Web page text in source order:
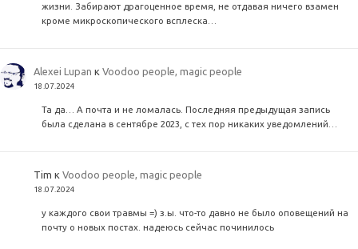
жизни. Забирают драгоценное время, не отдавая ничего взамен
кроме микроскопического всплеска…
Alexei Lupan кVoodoo people, magic people
18.07.2024
Та да… А почта и не ломалась. Последняя предыдущая запись
была сделана в сентябре 2023, с тех пор никаких уведомлений…
Tim кVoodoo people, magic people
18.07.2024
у каждого свои травмы =) з.ы. что-то давно не было оповещений на
почту о новых постах. надеюсь сейчас починилось